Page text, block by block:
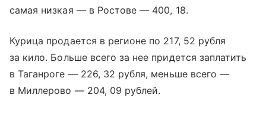
самая низкая — в Ростове — 400, 18.
Курица продается в регионе по 217, 52 рубля
за кило. Больше всего за нее придется заплатить
в Таганроге — 226, 32 рубля, меньше всего —
в Миллерово — 204, 09 рублей.